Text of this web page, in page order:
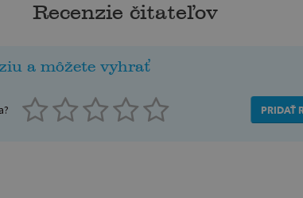
Recenzie čitateľov
a môžete vyhrať
PRIDAŤ